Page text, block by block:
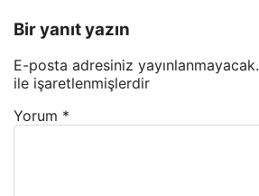
Bir yanıt yazın
E-posta adresiniz yayınlanmayacak.
ile işaretlenmişlerdir
Yorum *